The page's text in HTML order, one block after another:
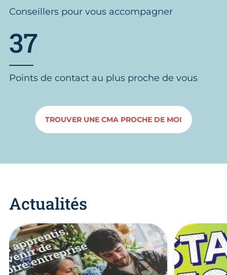
Conseillers pour vous accompagner
37
Points de contact au plus proche de vous
TROUVER UNE CMA PROCHE DE MOI
Actualités